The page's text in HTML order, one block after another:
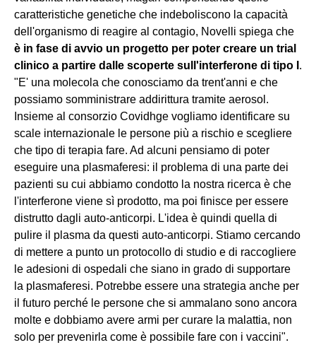
caratteristiche genetiche che indeboliscono la capacità
dell'organismo di reagire al contagio, Novelli spiega che
è in fase di avvio un progetto per poter creare un trial
clinico a partire dalle scoperte sull'interferone di tipo I .
"E' una molecola che conosciamo da trent'anni e che
possiamo somministrare addirittura tramite aerosol.
Insieme al consorzio Covidhge vogliamo identificare su
scale internazionale le persone più a rischio e scegliere
che tipo di terapia fare. Ad alcuni pensiamo di poter
eseguire una plasmaferesi: il problema di una parte dei
pazienti su cui abbiamo condotto la nostra ricerca è che
l'interferone viene sì prodotto, ma poi finisce per essere
distrutto dagli auto-anticorpi. L'idea è quindi quella di
pulire il plasma da questi auto-anticorpi. Stiamo cercando
di mettere a punto un protocollo di studio e di raccogliere
le adesioni di ospedali che siano in grado di supportare
la plasmaferesi. Potrebbe essere una strategia anche per
il futuro perché le persone che si ammalano sono ancora
molte e dobbiamo avere armi per curare la malattia, non
solo per prevenirla come è possibile fare con i vaccini".